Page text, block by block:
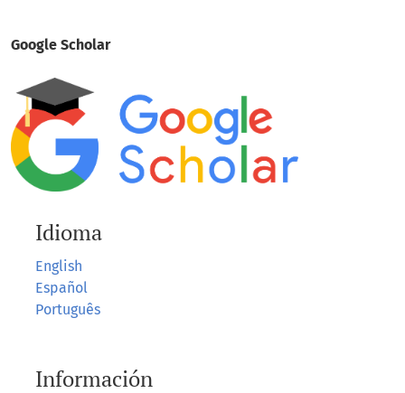
Google Scholar
Idioma
English
Español
Português
Información